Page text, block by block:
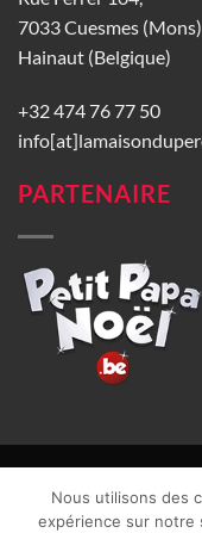
7033 Cuesmes (Mons)
Hainaut (Belgique)
+32 474 76 77 50
PARTENAIRE
CGU| Vie privée|
Nous utilisons des
expérience sur notre